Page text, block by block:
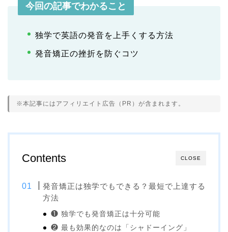
今回の記事でわかること
独学で英語の発音を上手くする方法
発音矯正の挫折を防ぐコツ
※本記事にはアフィリエイト広告（PR）が含まれます。
CLOSE
Contents
発音矯正は独学でもできる？最短で上達する
方法
❶ 独学でも発音矯正は十分可能
❷ 最も効果的なのは「シャドーイング」